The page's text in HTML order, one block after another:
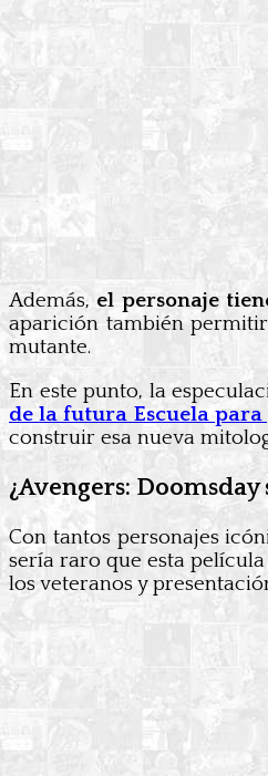
Además, el personaje
aparición también
mutante.
En este punto, la
de la futura Escuela para
construir esa nueva
¿Avengers:
Con tantos personajes
sería raro que esta
los veteranos y